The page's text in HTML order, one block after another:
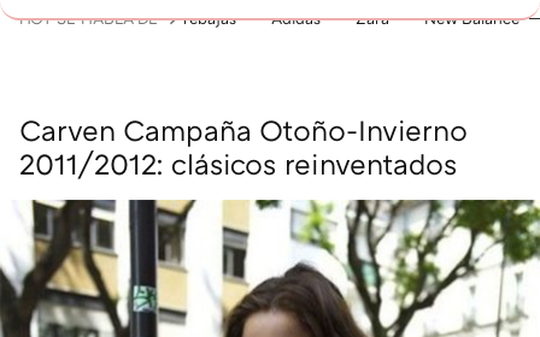
HOY SE HABLA DE rebajas Adidas Zara New Balance
Carven Campaña Otoño-Invierno
2011/2012: clásicos reinventados